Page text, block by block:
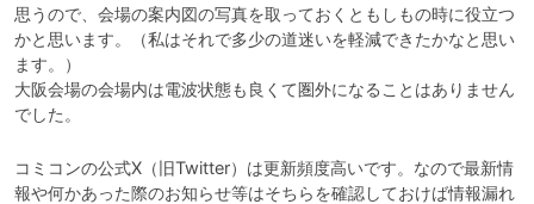
思うので、会場の案内図の写真を取っておくともしもの時に役立つ
かと思います。（私はそれで多少の道迷いを軽減できたかなと思い
ます。）
大阪会場の会場内は電波状態も良くて圏外になることはありません
でした。
コミコンの公式X（旧Twitter）は更新頻度高いです。なので最新情
報や何かあった際のお知らせ等はそちらを確認しておけば情報漏れ